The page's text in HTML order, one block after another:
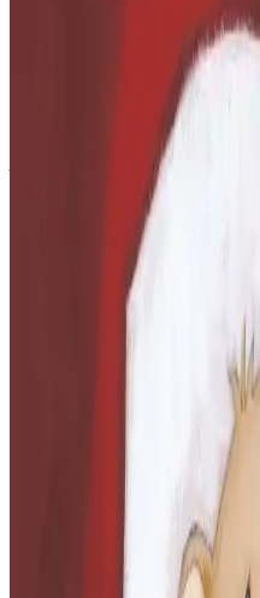
lerc'h egile a blij da galz a
adlennet d'ar re vihan gant
aergelc'h a deneredigezh en-
Mamm-gozh... ha "Babig".
Trouzioù en noz gant Diana
brezhoneg gant Maryse Saliou
Ul levr fentus eo Klasad a-
c'hlasad gant frazennoù berr
eo sellet pizh ouzh ar re-se rak
enno. Anat alies, kuzhet un
plijadur e-leizh gant an
Ken sur all e kavo o zud, o
Klasad a-dreuz gant Brieuc
Cavellec ; embannet gant